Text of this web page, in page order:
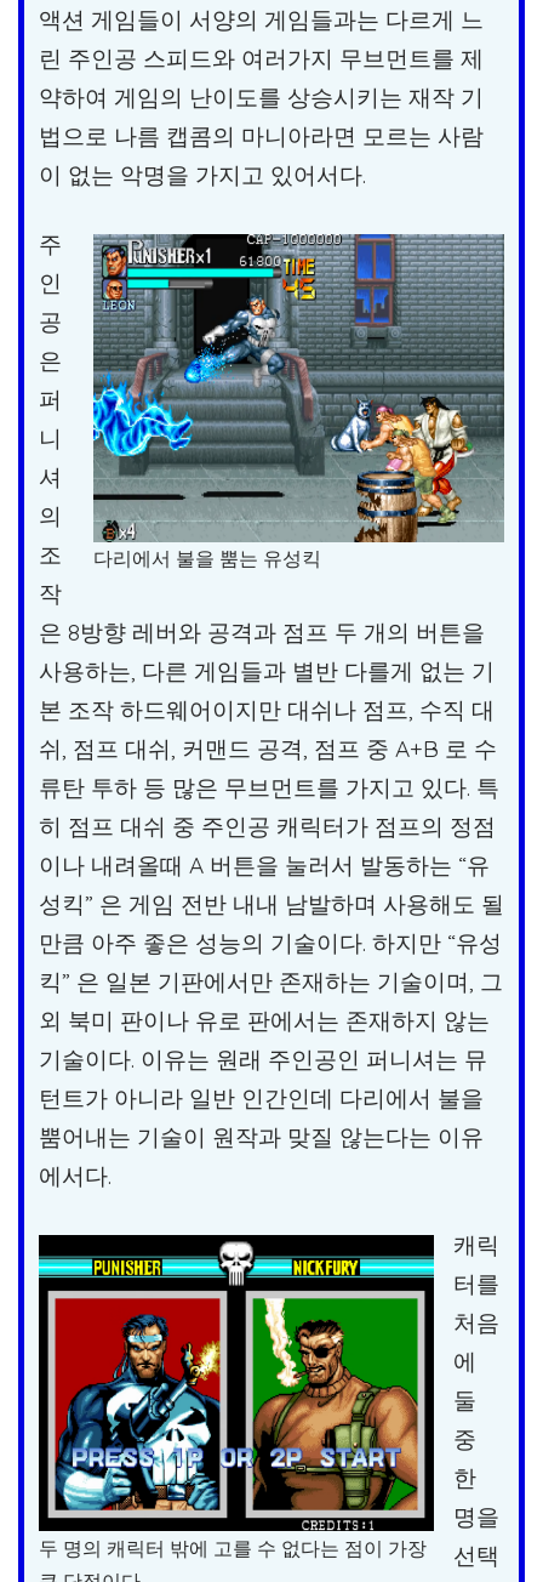
액션 게임들이 서양의 게임들과는 다르게 느
린 주인공 스피드와 여러가지 무브먼트를 제
약하여 게임의 난이도를 상승시키는 재작 기
법으로 나름 캡콤의 마니아라면 모르는 사람
이 없는 악명을 가지고 있어서다.
다리에서 불을 뿜는 유성킥
주
인
공
은
퍼
니
셔
의
조
작
은 8방향 레버와 공격과 점프 두 개의 버튼을
사용하는, 다른 게임들과 별반 다를게 없는 기
본 조작 하드웨어이지만 대쉬나 점프, 수직 대
쉬, 점프 대쉬, 커맨드 공격, 점프 중 A+B 로 수
류탄 투하 등 많은 무브먼트를 가지고 있다. 특
히 점프 대쉬 중 주인공 캐릭터가 점프의 정점
이나 내려올때 A 버튼을 눌러서 발동하는 “유
성킥” 은 게임 전반 내내 남발하며 사용해도 될
만큼 아주 좋은 성능의 기술이다. 하지만 “유성
킥” 은 일본 기판에서만 존재하는 기술이며, 그
외 북미 판이나 유로 판에서는 존재하지 않는
기술이다. 이유는 원래 주인공인 퍼니셔는 뮤
턴트가 아니라 일반 인간인데 다리에서 불을
뿜어내는 기술이 원작과 맞질 않는다는 이유
에서다.
두 명의 캐릭터 밖에 고를 수 없다는 점이 가장
캐릭
터를
처음
에
둘
중
한
명을
선택